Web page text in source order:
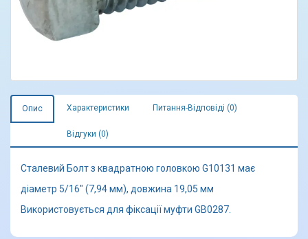
Опис Характеристики Питання-Відповіді (0)
Відгуки (0)
Сталевий Болт з квадратною головкою G10131 має
діаметр 5/16" (7,94 мм), довжина 19,05 мм
Використовується для фіксації муфти GB0287.